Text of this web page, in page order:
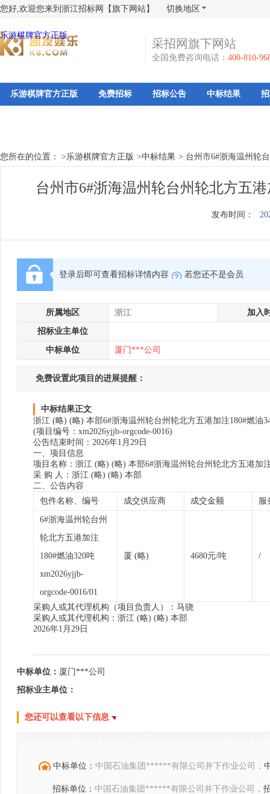
您好,欢迎您来到浙江招标网【旗下网站】 切换地区
乐游棋牌官方正版
采招网旗下网站
全国免费咨询电话： 400-810-
乐游棋牌官方正版 免费招标 招标公告 中标结果
您所在的位置： >乐游棋牌官方正版 >中标结果 > 台州市6#浙海温州轮
台州市6#浙海温州轮台州轮北方五
发布时间：
登录后即可查看招标详情内容 若您还不是会员
所属地区 浙江 加入
招标业主单位
中标单位 厦门***公司
免费设置此项目的进展提醒：
中标结果正文
浙江 (略) (略) 本部6#浙海温州轮台州轮北方五港加注180#燃油
(项目编号：xm2026yjjb-orgcode-0016)
公告结束时间：2026年1月29日
一、项目信息
项目名称：浙江 (略) (略) 本部6#浙海温州轮台州轮北方五港加
采 购 人：浙江 (略) (略) 本部
二、公告内容
包件名称、编号
成交供应商 成交金额 服
6#浙海温州轮台州
轮北方五港加注
180#燃油320吨
xm2026yjjb-
orgcode-0016/01
厦 (略) 4680元/吨 /
采购人或其代理机构（项目负责人）：马骁
采购人或其代理机构：浙江 (略) (略) 本部
2026年1月29日
中标单位： 厦门***公司
招标业主单位：
您还可以查看以下信息
中标单位： 中国石油集团******有限公司井下作业公司，
招标单位： 中国石油集团******有限公司井下作业公司，